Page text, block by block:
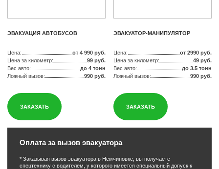
ЭВАКУАЦИЯ АВТОБУСОВ
Цена:
от 4 990 руб.
Цена за километр:
99 руб.
Вес авто:
до 4 тонн
Ложный вызов:
990 руб.
ЗАКАЗАТЬ
ЭВАКУАТОР-МАНИПУЛЯТОР
Цена:
от 2990 руб.
Цена за километр:
49 руб.
Вес авто:
до 3.5 тонн
Ложный вызов:
990 руб.
ЗАКАЗАТЬ
Оплата за вызов эвакуатора
* Заказывая вызов эвакуатора в Немчиновке, вы получаете
спецтехнику с водителем, у которого имеется специальный допуск к